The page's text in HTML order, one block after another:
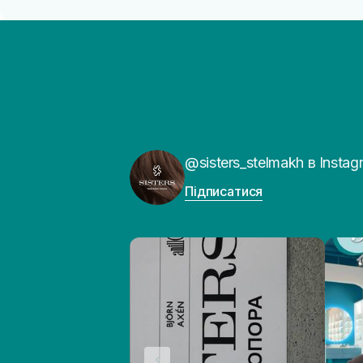
@sisters_stelmakh в
Підписатися